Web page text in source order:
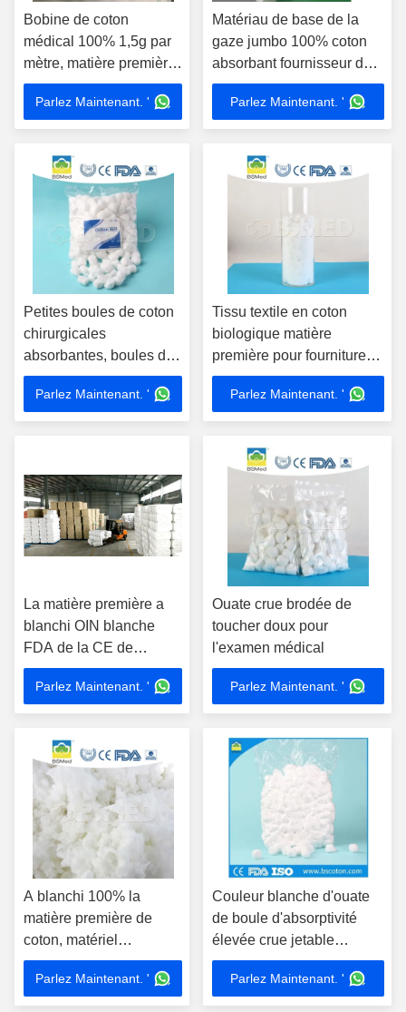
Bobine de coton
médical 100% 1,5g par
mètre, matière première
pour tampons et boules,
20g, taille 23g,
absorbant l'eau,
médicaux, coton
médical absorbant,
coton chirurgical, bobine
de coton
Parlez Maintenant. '
Matériau de base de la
gaze jumbo 100% coton
absorbant fournisseur de
rouleaux de gaze jumbo
Parlez Maintenant. '
Petites boules de coton
chirurgicales
absorbantes, boules de
coton médicales
jetables
Parlez Maintenant. '
Tissu textile en coton
biologique matière
première pour fournitures
médicales
Parlez Maintenant. '
La matière première a
blanchi OIN blanche
FDA de la CE de
couleur de coton
diplôméee
Parlez Maintenant. '
Ouate crue brodée de
toucher doux pour
l'examen médical
Parlez Maintenant. '
A blanchi 100% la
matière première de
coton, matériel
organique de coton de
premiers secours
Parlez Maintenant. '
Couleur blanche d'ouate
de boule d'absorptivité
élevée crue jetable
médicale d'écouvillon
Parlez Maintenant. '